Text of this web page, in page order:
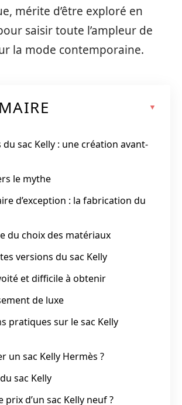
mérite d’être exploré en
saisir toute l’ampleur de
la mode contemporaine.
du sac Kelly : une création avant-
le mythe
d’exception : la fabrication du
du choix des matériaux
versions du sac Kelly
et difficile à obtenir
de luxe
pratiques sur le sac Kelly
un sac Kelly Hermès ?
sac Kelly
prix d’un sac Kelly neuf ?